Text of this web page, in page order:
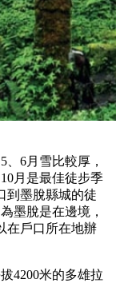
6月雪比較厚，
月是最佳徒步季
到墨脫縣城的徒
墨脫是在邊境，
在戶口所在地辦
4200米的多雄拉